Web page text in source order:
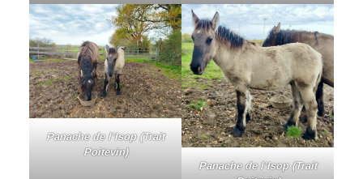
Panache de l’Isop (Trait
Poitevin)
Panache de l’Isop (Trait